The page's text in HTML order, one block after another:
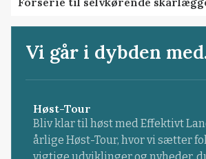
Vi går i dybden
Høst-Tour
Bliv klar til høst med Effektivt
årlige Høst-Tour, hvor vi sætter
vigtige udviklinger og nyheder,